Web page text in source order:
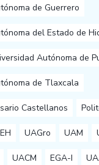
de Guerrero
del Estado de
Autónoma de
de Tlaxcala
Castellanos
UAGro UAM
UACM EGA-I